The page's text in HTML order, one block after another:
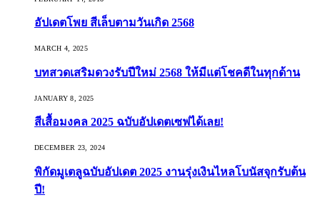
อัปเดตโพย สีเล็บตามวันเกิด 2568
MARCH 4, 2025
บทสวดเสริมดวงรับปีใหม่ 2568 ให้มีแต่โชคดีในทุกด้าน
JANUARY 8, 2025
สีเสื้อมงคล 2025 ฉบับอัปเดตเซฟได้เลย!
DECEMBER 23, 2024
พิกัดมูเตลูฉบับอัปเดต 2025 งานรุ่งเงินไหลโบนัสจุกรับต้น
ปี!